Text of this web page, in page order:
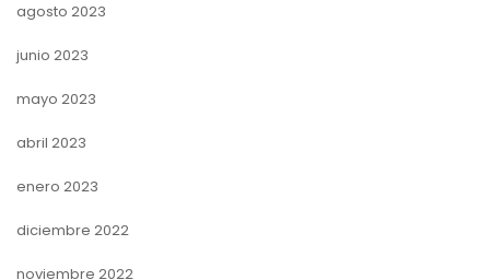
agosto 2023
junio 2023
mayo 2023
abril 2023
enero 2023
diciembre 2022
noviembre 2022